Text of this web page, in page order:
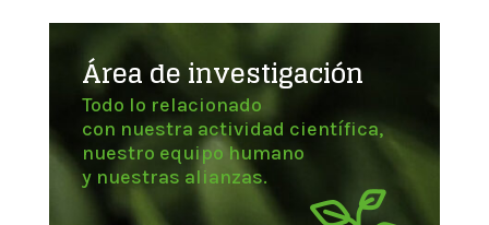
Área de investigación
Todo lo relacionado
con nuestra actividad científica,
nuestro equipo humano
y nuestras alianzas.